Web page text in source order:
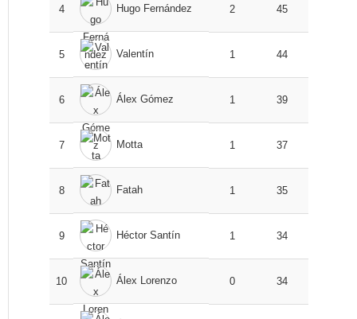
4 Hugo Fernández 2 45
5 Valentín 1 44
6 Álex Gómez 1 39
7 Motta 1 37
8 Fatah 1 35
9 Héctor Santín 1 34
10 Álex Lorenzo 0 34